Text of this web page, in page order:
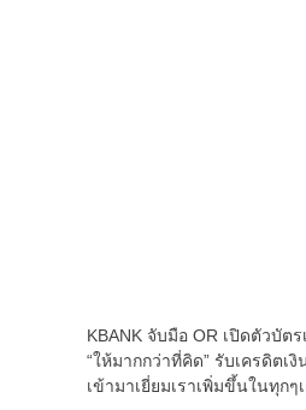
KBANK จับมือ OR เปิดตัวบัต
“ให้มากกว่าที่คิด” รับเครดิต
เข้ามาเยี่ยมเราเพิ่มขึ้นในทุก